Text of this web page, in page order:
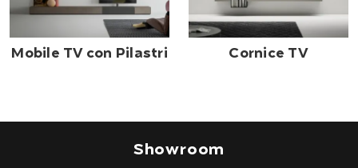
Mobile TV con Pilastri Cornice TV
Showroom